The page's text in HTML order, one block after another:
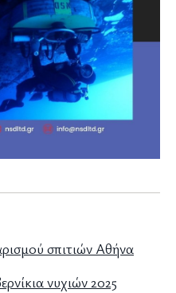
σπιτιών Αθήνα
νυχιών 2025